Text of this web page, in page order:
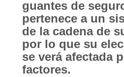
guantes de
pertenece a un
de la cadena de
por lo que su
se verá afectada
factores.